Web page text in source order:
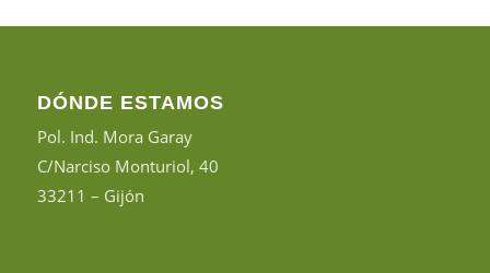
DÓNDE ESTAMOS
Pol. Ind. Mora Garay
C/Narciso Monturiol, 40
33211 – Gijón